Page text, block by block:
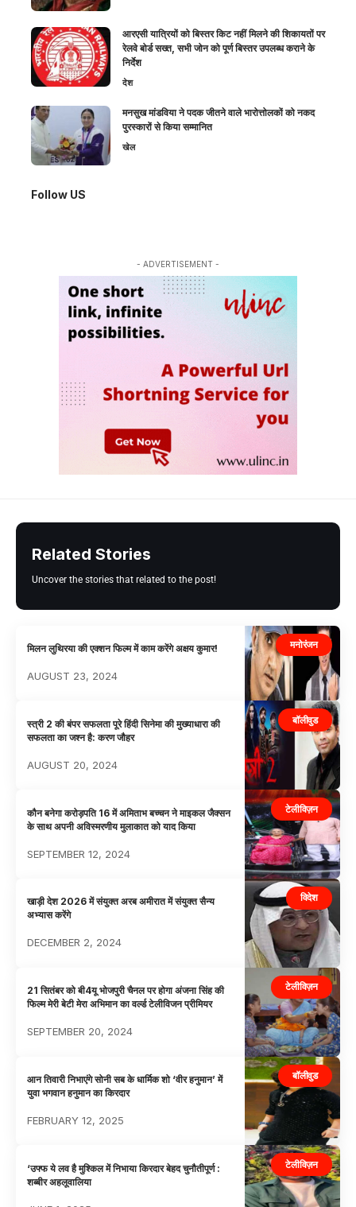
आरएसी यात्रियों को बिस्तर किट नहीं मिलने की शिकायतों पर
रेलवे बोर्ड सख्त, सभी जोन को पूर्ण बिस्तर उपलब्ध कराने के
निर्देश
देश
मनसुख मांडविया ने पदक जीतने वाले भारोत्तोलकों को नकद
पुरस्कारों से किया सम्मानित
खेल
Follow US
- ADVERTISEMENT -
Related Stories
Uncover the stories that related to the post!
मनोरंजन
मिलन लुथिरया की एक्शन फिल्म में काम करेंगे अक्षय कुमार!
AUGUST 23, 2024
बॉलीवुड
स्त्री 2 की बंपर सफलता पूरे हिंदी सिनेमा की मुख्याधारा की
सफलता का जश्न है: करण जौहर
AUGUST 20, 2024
टेलीविज़न
कौन बनेगा करोड़पति 16 में अमिताभ बच्चन ने माइकल जैक्सन
के साथ अपनी अविस्मरणीय मुलाकात को याद किया
SEPTEMBER 12, 2024
विदेश
खाड़ी देश 2026 में संयुक्त अरब अमीरात में संयुक्त सैन्य
अभ्यास करेंगे
DECEMBER 2, 2024
टेलीविज़न
21 सितंबर को बी4यू भोजपुरी चैनल पर होगा अंजना सिंह की
फिल्म मेरी बेटी मेरा अभिमान का वर्ल्ड टेलीविजन प्रीमियर
SEPTEMBER 20, 2024
बॉलीवुड
आन तिवारी निभाएंगे सोनी सब के धार्मिक शो ‘वीर हनुमान’ में
युवा भगवान हनुमान का किरदार
FEBRUARY 12, 2025
टेलीविज़न
‘उफ्फ ये लव है मुश्किल में निभाया किरदार बेहद चुनौतीपूर्ण :
शब्बीर अहलूवालिया